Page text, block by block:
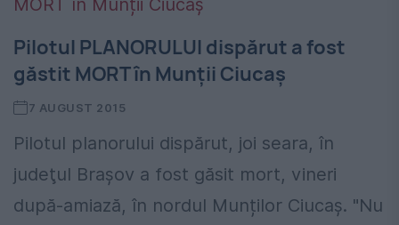
Pilotul PLANORULUI dispărut a fost
găstit MORT în Munții Ciucaș
7 AUGUST 2015
Pilotul planorului dispărut, joi seara, în
judeţul Braşov a fost găsit mort, vineri
după-amiază, în nordul Munților Ciucaș. "Nu